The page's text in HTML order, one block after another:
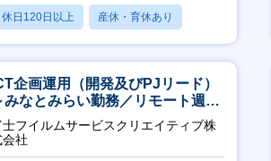
休日120日以上 産休・育休あり
賞与あり
企画運用（開発及びPJリード）
みなとみらい勤務／リモート週
／業務改善～
士フイルムサービスクリエイティブ株
会社